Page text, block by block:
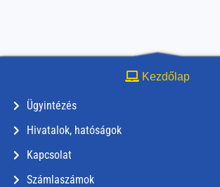
Kezdőlap
Ügyintézés
Hivatalok, hatóságok
Kapcsolat
Számlaszámok